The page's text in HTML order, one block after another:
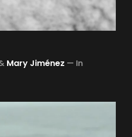
Mary Jiménez — In